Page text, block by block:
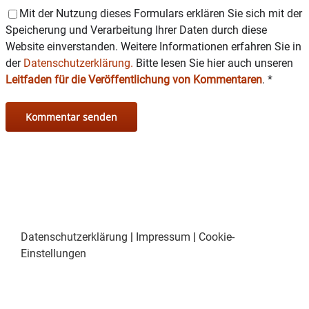
Mit der Nutzung dieses Formulars erklären Sie sich mit der
Speicherung und Verarbeitung Ihrer Daten durch diese
Website einverstanden. Weitere Informationen erfahren Sie in
der Datenschutzerklärung. Bitte lesen Sie hier auch unseren
Leitfaden für die Veröffentlichung von Kommentaren. *
Datenschutzerklärung | Impressum | Cookie-
Einstellungen